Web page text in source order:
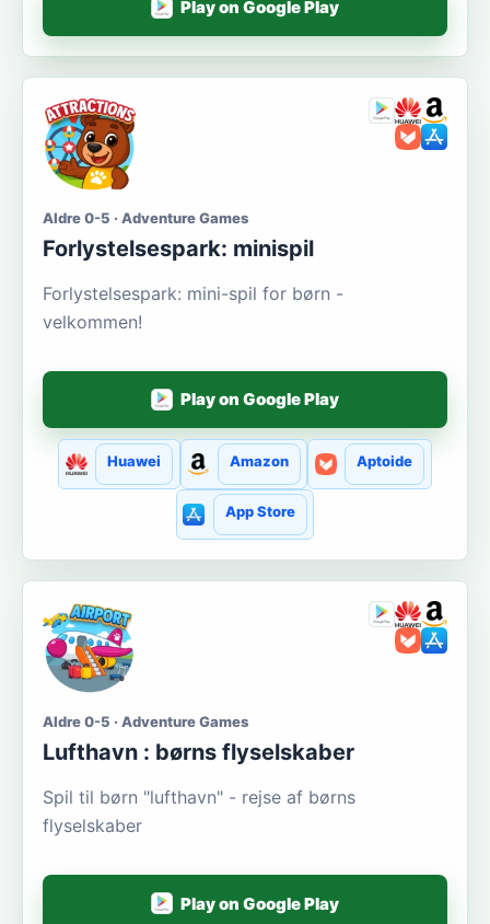
Play on Google Play
Aldre 0-5 · Adventure Games
Forlystelsespark: minispil
Forlystelsespark: mini-spil for børn -
velkommen!
Play on Google Play
Huawei Amazon Aptoide
App Store
Aldre 0-5 · Adventure Games
Lufthavn : børns flyselskaber
Spil til børn "lufthavn" - rejse af børns
flyselskaber
Play on Google Play